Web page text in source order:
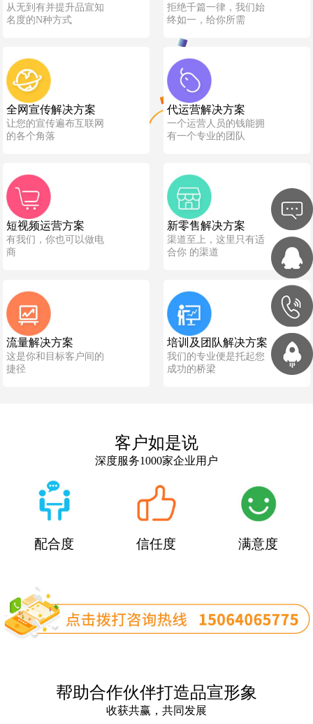
从无到有并提升品宣知
名度的N种方式
拒绝千篇一律，我们始
终如一，给你所需
全网宣传解决方案
让您的宣传遍布互联网
的各个角落
代运营解决方案
一个运营人员的钱能拥
有一个专业的团队
短视频运营方案
有我们，你也可以做电
商
新零售解决方案
渠道至上，这里只有适
合你 的渠道
流量解决方案
这是你和目标客户间的
捷径
培训及团队解决方案
我们的专业便是托起您
成功的桥梁
客户如是说
深度服务1000家企业用户
配合度 信任度 满意度
帮助合作伙伴打造品宣形象
收获共赢，共同发展